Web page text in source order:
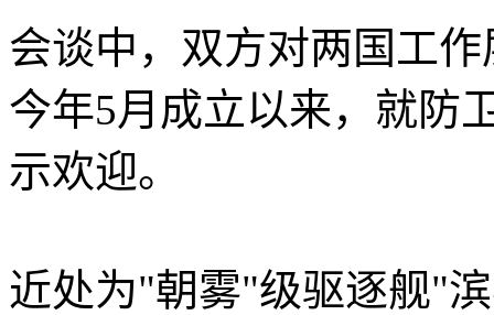
会谈中，双方对两国工
今年5月成立以来，就防
示欢迎。
近处为"朝雾"级驱逐舰"